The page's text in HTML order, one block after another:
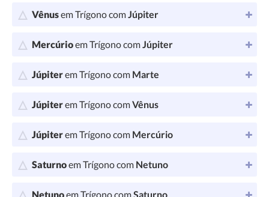
Vênusem Trígono comJúpiter
Mercúrioem Trígono comJúpiter
Júpiterem Trígono com Marte
Júpiterem Trígono comVênus
Júpiterem Trígono com Mercúrio
Saturnoem Trígono com Netuno
Netunoem Trígono comSaturno